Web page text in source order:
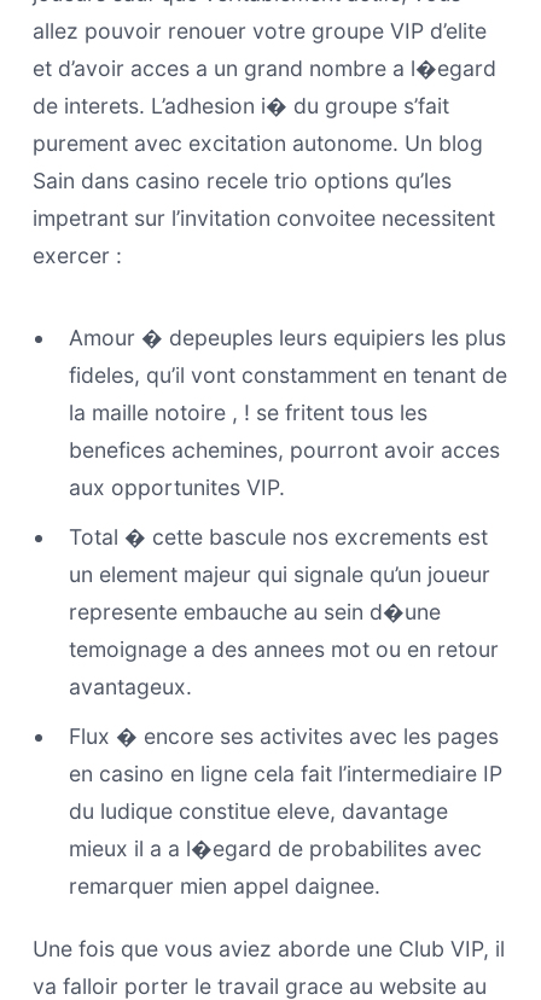
allez pouvoir renouer votre groupe VIP d’elite
et d’avoir acces a un grand nombre a l�egard
de interets. L’adhesion i� du groupe s’fait
purement avec excitation autonome. Un blog
Sain dans casino recele trio options qu’les
impetrant sur l’invitation convoitee necessitent
exercer :
Amour � depeuples leurs equipiers les plus
fideles, qu’il vont constamment en tenant de
la maille notoire , ! se fritent tous les
benefices achemines, pourront avoir acces
aux opportunites VIP.
Total � cette bascule nos excrements est
un element majeur qui signale qu’un joueur
represente embauche au sein d�une
temoignage a des annees mot ou en retour
avantageux.
Flux � encore ses activites avec les pages
en casino en ligne cela fait l’intermediaire IP
du ludique constitue eleve, davantage
mieux il a a l�egard de probabilites avec
remarquer mien appel daignee.
Une fois que vous aviez aborde une Club VIP, il
va falloir porter le travail grace au website au